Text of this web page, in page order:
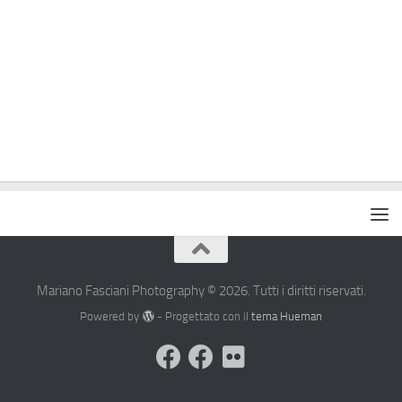
Mariano Fasciani Photography © 2026. Tutti i diritti riservati.
Powered by - Progettato con il tema Hueman